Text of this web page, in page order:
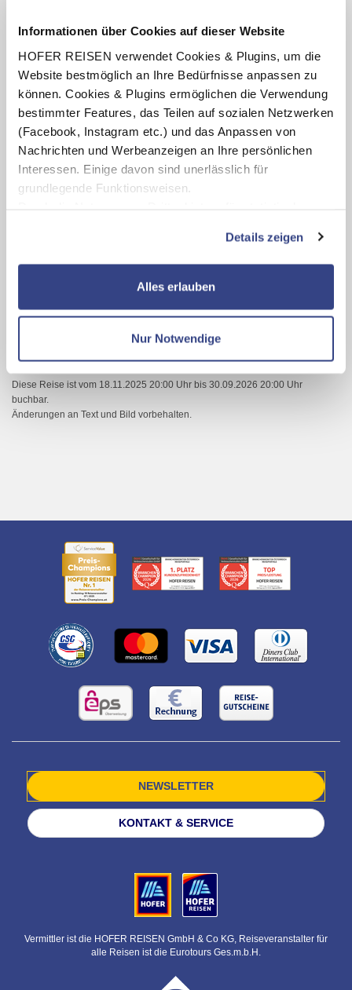
Informationen über Cookies auf dieser Website
HOFER REISEN verwendet Cookies & Plugins, um die
Website bestmöglich an Ihre Bedürfnisse anpassen zu
können. Cookies & Plugins ermöglichen die Verwendung
bestimmter Features, das Teilen auf sozialen Netzwerken
(Facebook, Instagram etc.) und das Anpassen von
Nachrichten und Werbeanzeigen an Ihre persönlichen
Interessen. Einige davon sind unerlässlich für
grundlegende Funktionsweisen.
zusätzliche Dienste bzw. Technologien von Drittanbietern
nutzen und uns sowie Dritten weitere Personalisierungen
ermöglichen, dabei kommt es auch zu Übermittlungen
Datenschutzseite
Mit Klick auf "Alles erlauben" stimmen Sie der
Verwendung der Cookies & Plugins auf unseren
Webseiten zu.
Details zeigen
Alles erlauben
Nur Notwendige
2 – 7 x Übernachtung im Hotel Villa Radin
Verpflegung: Frühstücksbuffet
Karte ansehen
Hotel Villa Radin
Weitere Informationen
Weitere Informationen zur Region
Diese Reise ist vom 18.11.2025 20:00 Uhr bis 30.09.2026 20:00 Uhr
buchbar.
Änderungen an Text und Bild vorbehalten.
NEWSLETTER
KONTAKT & SERVICE
Vermittler ist die HOFER REISEN GmbH & Co KG, Reiseveranstalter für
alle Reisen ist die Eurotours Ges.m.b.H.